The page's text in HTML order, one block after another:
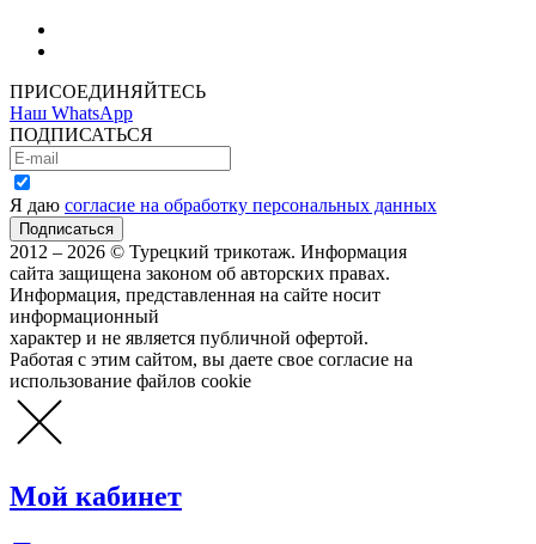
ПРИСОЕДИНЯЙТЕСЬ
Наш WhatsApp
ПОДПИСАТЬСЯ
Я даю согласие на обработку персональных данных
2012 – 2026 © Турецкий трикотаж. Информация
сайта защищена законом об авторских правах.
Информация, представленная на сайте носит
информационный
характер и не является публичной офертой.
Работая с этим сайтом, вы даете свое согласие на
использование файлов cookie
Мой кабинет